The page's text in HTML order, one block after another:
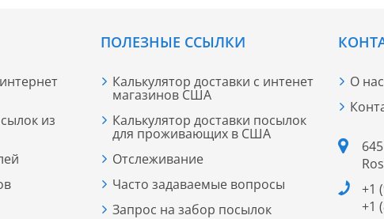
из
ПОЛЕЗНЫЕ ССЫЛКИ
Калькулятор доставки с интенет
магазинов США
Калькулятор доставки посылок
для проживающих в США
Отслеживание
Часто задаваемые вопросы
Запрос на забор посылок
О нас
+1
+1